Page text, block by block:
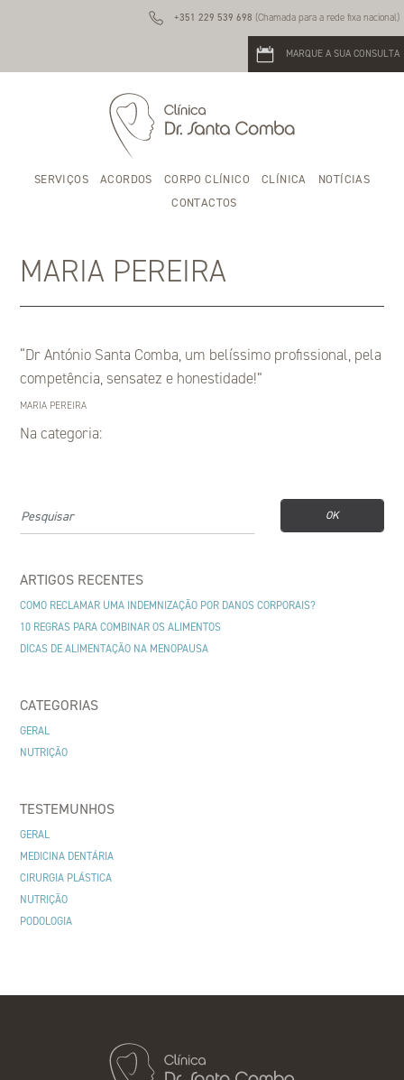
+351 229 539 698 (Chamada para a rede fixa nacional)
MARQUE A SUA CONSULTA
SERVIÇOS ACORDOS CORPO CLÍNICO CLÍNICA
NOTÍCIAS
CONTACTOS
MARIA PEREIRA
“Dr António Santa Comba, um belíssimo profissional, pela
competência, sensatez e honestidade!”
MARIA PEREIRA
Na categoria:
OK
ARTIGOS RECENTES
COMO RECLAMAR UMA INDEMNIZAÇÃO POR DANOS CORPORAIS?
10 REGRAS PARA COMBINAR OS ALIMENTOS
DICAS DE ALIMENTAÇÃO NA MENOPAUSA
CATEGORIAS
GERAL
NUTRIÇÃO
TESTEMUNHOS
GERAL
MEDICINA DENTÁRIA
CIRURGIA PLÁSTICA
NUTRIÇÃO
PODOLOGIA